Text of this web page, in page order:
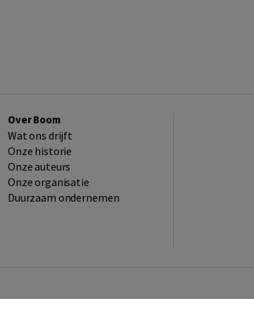
Over Boom
Wat ons drijft
Onze historie
Onze auteurs
Onze organisatie
Duurzaam ondernemen